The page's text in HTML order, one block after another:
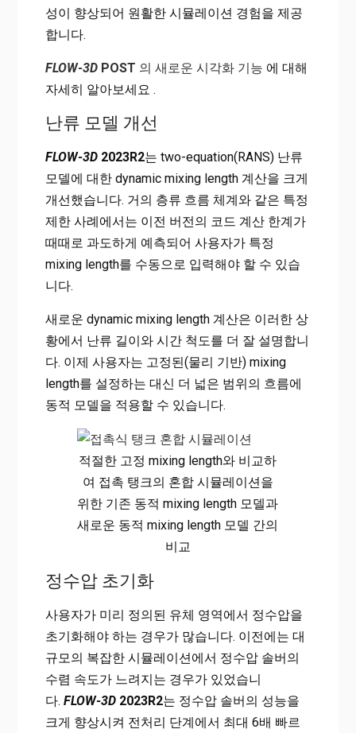
성이 향상되어 원활한 시뮬레이션 경험을 제공
합니다.
FLOW-3DPOST 의 새로운 시각화 기능 에 대해
자세히 알아보세요 .
난류 모델 개선
FLOW-3D 2023R2는 two-equation(RANS) 난류
모델에 대한 dynamic mixing length 계산을 크게
개선했습니다. 거의 층류 흐름 체계와 같은 특정
제한 사례에서는 이전 버전의 코드 계산 한계가
때때로 과도하게 예측되어 사용자가 특정
mixing length를 수동으로 입력해야 할 수 있습
니다.
새로운 dynamic mixing length 계산은 이러한 상
황에서 난류 길이와 시간 척도를 더 잘 설명합니
다. 이제 사용자는 고정된(물리 기반) mixing
length를 설정하는 대신 더 넓은 범위의 흐름에
동적 모델을 적용할 수 있습니다.
적절한 고정 mixing length와 비교하
여 접촉 탱크의 혼합 시뮬레이션을
위한 기존 동적 mixing length 모델과
새로운 동적 mixing length 모델 간의
비교
정수압 초기화
사용자가 미리 정의된 유체 영역에서 정수압을
초기화해야 하는 경우가 많습니다. 이전에는 대
규모의 복잡한 시뮬레이션에서 정수압 솔버의
수렴 속도가 느려지는 경우가 있었습니
다. FLOW-3D 2023R2는 정수압 솔버의 성능을
크게 향상시켜 전처리 단계에서 최대 6배 빠르